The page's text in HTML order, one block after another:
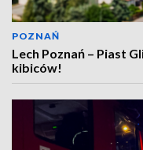
POZNAŃ
Lech Poznań – Piast
kibiców!